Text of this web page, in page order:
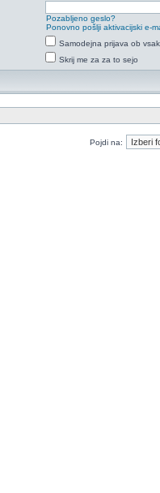
Pozabljeno geslo?
Ponovno pošlji aktivacijski e-
Samodejna prijava ob
Skrij me za za to sejo
Pojdi na: